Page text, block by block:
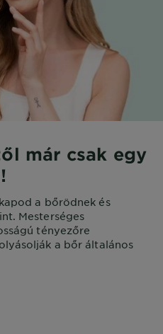
már csak egy
a bőrödnek és
Mesterséges
tényezőre
a bőr általános